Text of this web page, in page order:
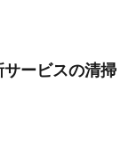
ービスの清掃